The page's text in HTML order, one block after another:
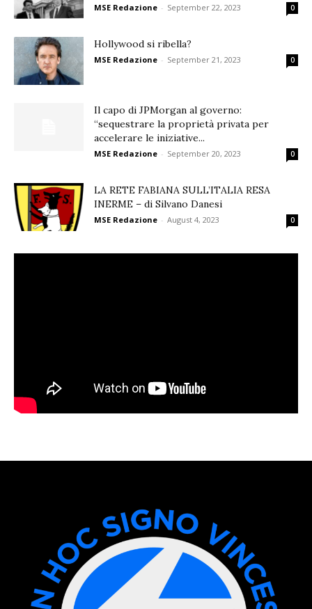
MSE Redazione - September 22, 2023 0
Hollywood si ribella?
MSE Redazione - September 21, 2023 0
Il capo di JPMorgan al governo:
“sequestrare la proprietà privata per
accelerare le iniziative...
MSE Redazione - September 20, 2023 0
LA RETE FABIANA SULL’ITALIA RESA
INERME – di Silvano Danesi
MSE Redazione - August 4, 2023 0